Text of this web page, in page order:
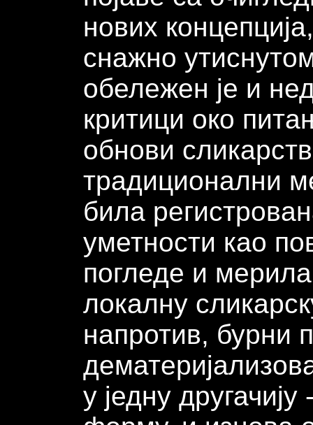
нових
снажно
обележен је и
критици око
обнови
традиционални
била
уметности као
погледе и
локалну
напротив, бурни
у једну